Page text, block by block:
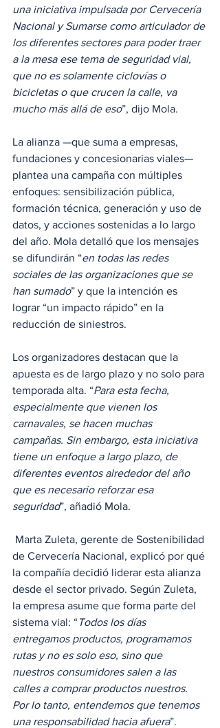
una iniciativa impulsada por Cervecería
Nacional y Sumarse como articulador de
los diferentes sectores para poder traer
a la mesa ese tema de seguridad vial,
que no es solamente ciclovías o
bicicletas o que crucen la calle, va
mucho más allá de eso”, dijo Mola.
La alianza —que suma a empresas,
fundaciones y concesionarias viales—
plantea una campaña con múltiples
enfoques: sensibilización pública,
formación técnica, generación y uso de
datos, y acciones sostenidas a lo largo
del año. Mola detalló que los mensajes
se difundirán “en todas las redes
sociales de las organizaciones que se
han sumado” y que la intención es
lograr “un impacto rápido” en la
reducción de siniestros.
Los organizadores destacan que la
apuesta es de largo plazo y no solo para
temporada alta. “Para esta fecha,
especialmente que vienen los
carnavales, se hacen muchas
campañas. Sin embargo, esta iniciativa
tiene un enfoque a largo plazo, de
diferentes eventos alrededor del año
que es necesario reforzar esa
seguridad”, añadió Mola.
de Cervecería Nacional, explicó por qué
la compañía decidió liderar esta alianza
desde el sector privado. Según Zuleta,
la empresa asume que forma parte del
sistema vial: “Todos los días
entregamos productos, programamos
rutas y no es solo eso, sino que
nuestros consumidores salen a las
calles a comprar productos nuestros.
Por lo tanto, entendemos que tenemos
una responsabilidad hacia afuera”.